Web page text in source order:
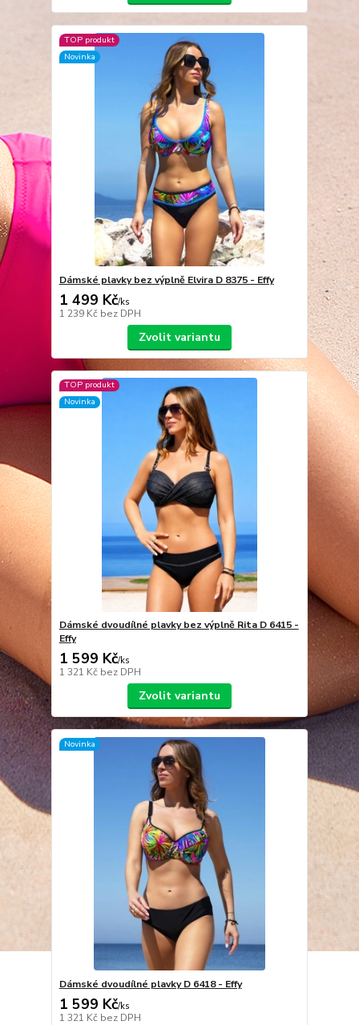
TOP produkt
Novinka
Dámské plavky bez výplně Elvira D 8375 - Effy
1 499 Kč/ks
1 239 Kč bez DPH
Zvolit variantu
TOP produkt
Novinka
Dámské dvoudílné plavky bez výplně Rita D 6415 -
Effy
1 599 Kč/ks
1 321 Kč bez DPH
Zvolit variantu
Novinka
Dámské dvoudílné plavky D 6418 - Effy
1 599 Kč/ks
1 321 Kč bez DPH